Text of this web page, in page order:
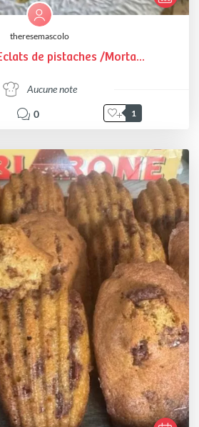
theresemascolo
de pistaches /Morta...
Aucune note
0 1